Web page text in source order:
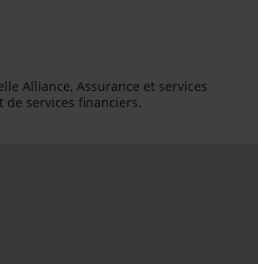
Alliance, Assurance et services
de services financiers.